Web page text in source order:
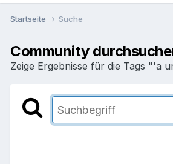
Startseite Suche
Community
Zeige Ergebnisse für die Tags "'a